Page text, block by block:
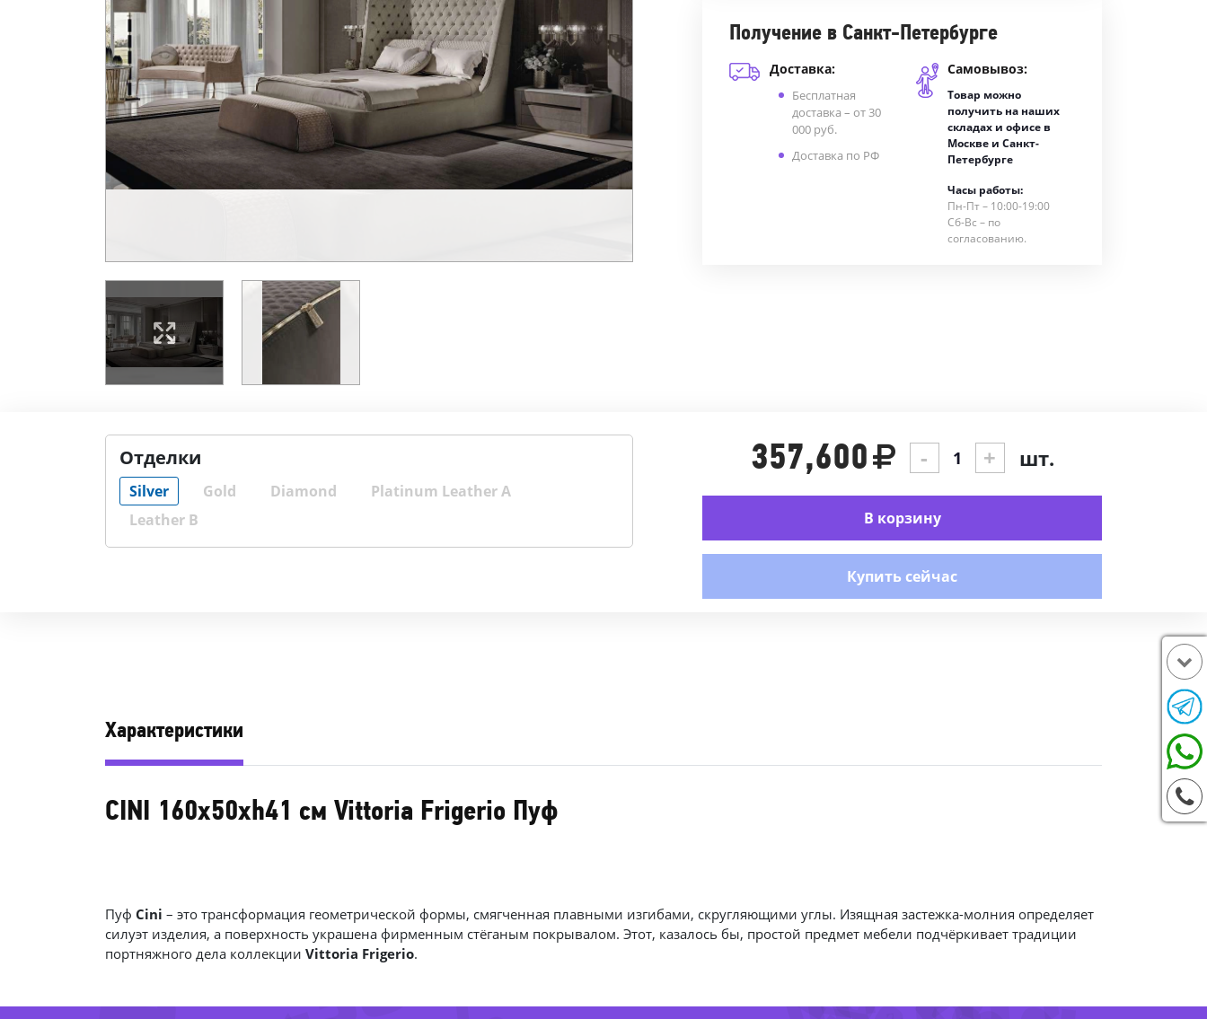
Получение в Санкт-Петербурге
Доставка:
Бесплатная
доставка – от 30
000 руб.
Доставка по РФ
Самовывоз:
Товар можно
получить на наших
складах и офисе в
Москве и Санкт-
Петербурге
Часы работы:
Пн-Пт – 10:00-19:00
Сб-Вс – по
согласованию.
Отделки
Silver Gold Diamond
Platinum Leather A
Leather B
357,600 - + шт.
В корзину
Купить сейчас
Характеристики
CINI 160x50xh41 см Vittoria Frigerio Пуф
Пуф Cini – это трансформация геометрической формы, смягченная плавными изгибами, скругляющими углы. Изящная застежка-молния определяет
силуэт изделия, а поверхность украшена фирменным стёганым покрывалом. Этот, казалось бы, простой предмет мебели подчёркивает традиции
портняжного дела коллекции Vittoria Frigerio.
-38% -70%